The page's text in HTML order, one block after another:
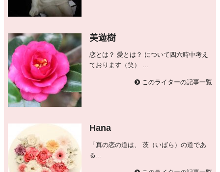
美遊樹
恋とは？ 愛とは？ について四六時中考え
ております（笑） ...
このライターの記事一覧
Hana
「真の恋の道は、 茨（いばら）の道であ
る...